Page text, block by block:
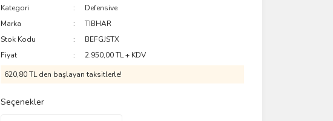
Kategori
Defensive
Marka
TIBHAR
Stok Kodu
BEFGJSTX
Fiyat
2.950,00 TL + KDV
620,80 TL den başlayan taksitlerle!
Seçenekler